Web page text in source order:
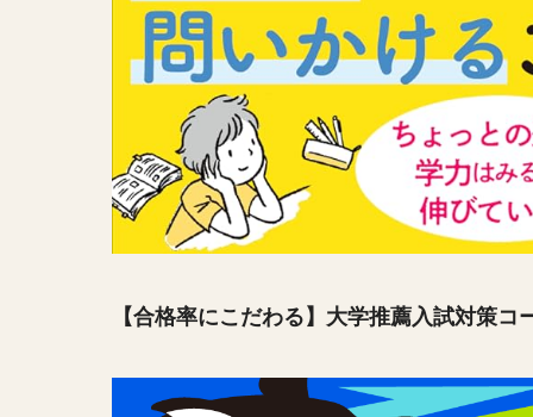
【合格率にこだわる】大学推薦入試対策コ